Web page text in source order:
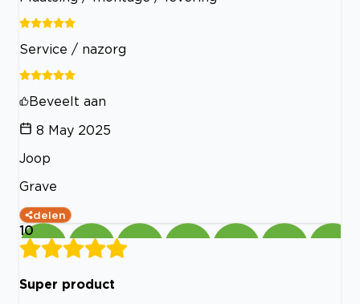
Service / nazorg
Beveelt aan
8 May 2025
Joop
Grave
delen
10
Super product